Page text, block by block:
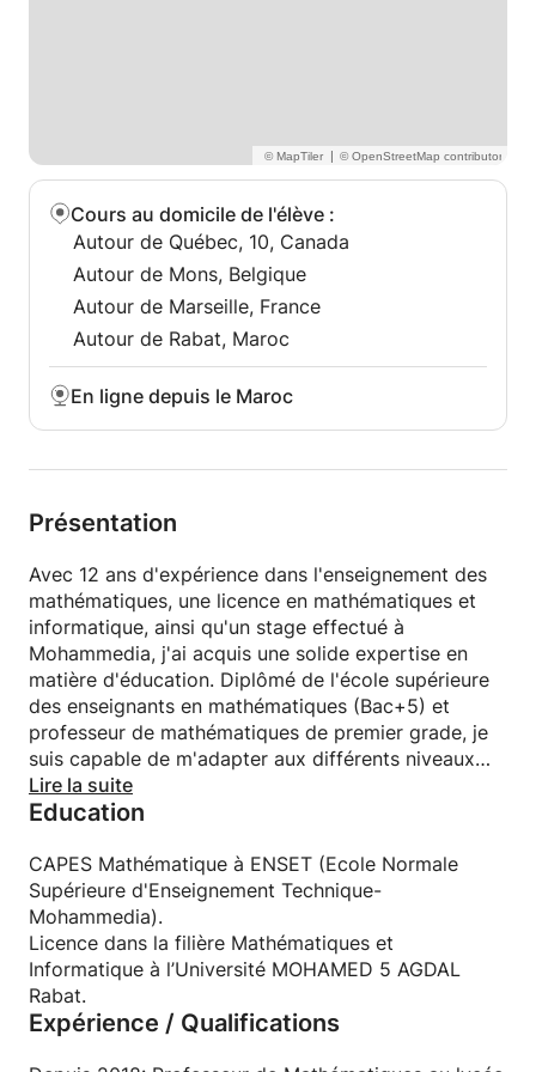
|
Cours au domicile de l'élève :
Autour de Québec, 10, Canada
Autour de Mons, Belgique
Autour de Marseille, France
Autour de Rabat, Maroc
En ligne depuis le Maroc
Présentation
Avec 12 ans d'expérience dans l'enseignement des
mathématiques, une licence en mathématiques et
informatique, ainsi qu'un stage effectué à
Mohammedia, j'ai acquis une solide expertise en
matière d'éducation. Diplômé de l'école supérieure
des enseignants en mathématiques (Bac+5) et
professeur de mathématiques de premier grade, je
suis capable de m'adapter aux différents niveaux
d'enseignement et de créer des programmes
éducatifs efficaces pour mes élèves.
De plus, j'ai une grande expérience dans
l'enseignement à distance en ligne, grâce à ma
maîtrise de divers outils tels que les tableaux blancs
et l'écran partagé. Je suis donc en mesure d'offrir
des cours en ligne interactifs et personnalisés qui
répondent aux besoins spécifiques de chaque élève.
Lire la suite
Education
CAPES Mathématique à ENSET (Ecole Normale
Supérieure d'Enseignement Technique-
Mohammedia).
Licence dans la filière Mathématiques et
Informatique à l’Université MOHAMED 5 AGDAL
Rabat.
Expérience / Qualifications